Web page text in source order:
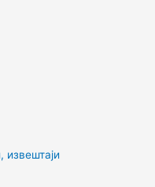
извештаји